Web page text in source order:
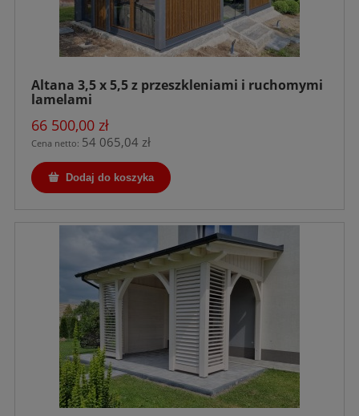
Altana 3,5 x 5,5 z przeszkleniami i ruchomymi
lamelami
66 500,00 zł
Cena netto: 54 065,04 zł
Dodaj do koszyka